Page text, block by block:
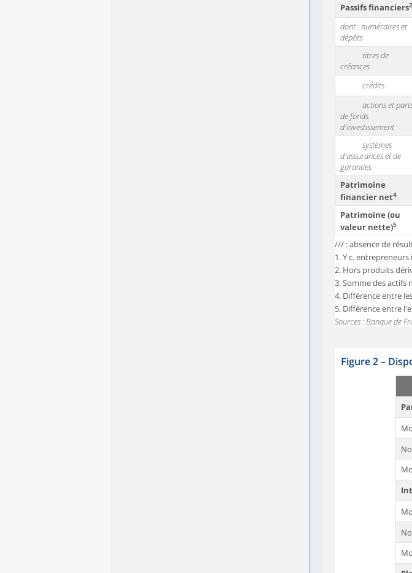
Passifs financiers2
dont : numéraires et
dépôts
titres de
créances
crédits
actions et
de fonds
d'investissement
systèmes
d'assurances et de
garanties
Patrimoine
financier net4
Patrimoine (ou
valeur nette)5
/// : absence de
1. Y c.
2. Hors produits
3. Somme des actifs
4. Différence entre
5. Différence entre
Sources : Banque de
Figure 2–